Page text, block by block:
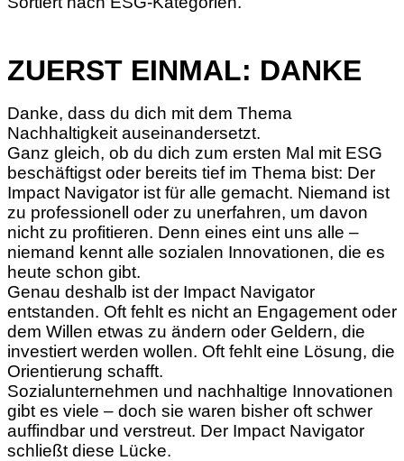
ZUERST EINMAL: DANKE
Danke, dass du dich mit dem Thema
Nachhaltigkeit auseinandersetzt.
Ganz gleich, ob du dich zum ersten Mal mit ESG
beschäftigst oder bereits tief im Thema bist: Der
Impact Navigator ist für alle gemacht. Niemand ist
zu professionell oder zu unerfahren, um davon
nicht zu profitieren. Denn eines eint uns alle –
niemand kennt alle sozialen Innovationen, die es
heute schon gibt.
Genau deshalb ist der Impact Navigator
entstanden. Oft fehlt es nicht an Engagement oder
dem Willen etwas zu ändern oder Geldern, die
investiert werden wollen. Oft fehlt eine Lösung, die
Orientierung schafft.
Sozialunternehmen und nachhaltige Innovationen
gibt es viele – doch sie waren bisher oft schwer
auffindbar und verstreut. Der Impact Navigator
schließt diese Lücke.